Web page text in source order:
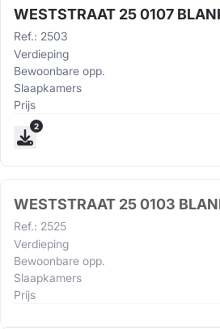
WESTSTRAAT 25 0107
Ref.: 2503
Verdieping
Bewoonbare opp.
Slaapkamers
Prijs
2
WESTSTRAAT 25 0103
Ref.: 2525
Verdieping
Bewoonbare opp.
Slaapkamers
Prijs